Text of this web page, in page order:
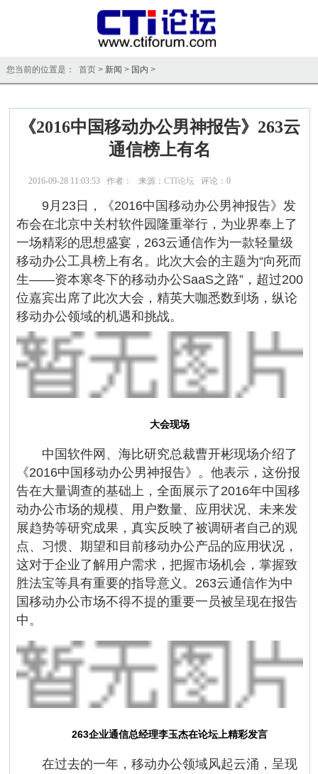
您当前的位置是： 首页 > 新闻 > 国内 >
《2016中国移动办公男神报告》263云
通信榜上有名
2016-09-28 11:03:53 作者： 来源：CTI论坛 评论：0
9月23日，《2016中国移动办公男神报告》发
布会在北京中关村软件园隆重举行，为业界奉上了
一场精彩的思想盛宴，263云通信作为一款轻量级
移动办公工具榜上有名。此次大会的主题为“向死而
生——资本寒冬下的移动办公SaaS之路”，超过200
位嘉宾出席了此次大会，精英大咖悉数到场，纵论
移动办公领域的机遇和挑战。
大会现场
中国软件网、海比研究总裁曹开彬现场介绍了
《2016中国移动办公男神报告》。他表示，这份报
告在大量调查的基础上，全面展示了2016年中国移
动办公市场的规模、用户数量、应用状况、未来发
展趋势等研究成果，真实反映了被调研者自己的观
点、习惯、期望和目前移动办公产品的应用状况，
这对于企业了解用户需求，把握市场机会，掌握致
胜法宝等具有重要的指导意义。263云通信作为中
国移动办公市场不得不提的重要一员被呈现在报告
中。
263企业通信总经理李玉杰在论坛上精彩发言
在过去的一年，移动办公领域风起云涌，呈现